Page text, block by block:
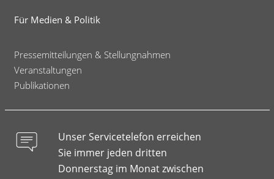
Für Medien & Politik
Pressemitteilungen & Stellungnahmen
Veranstaltungen
Publikationen
Unser Servicetelefon erreichen
Sie immer jeden dritten
Donnerstag im Monat zwischen